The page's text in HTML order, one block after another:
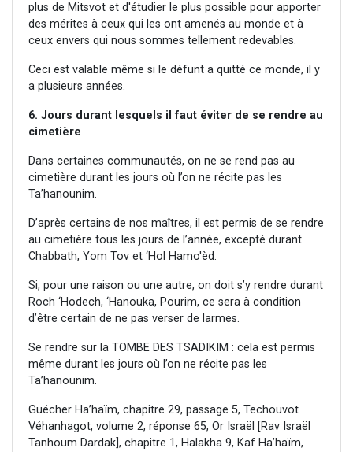
plus de Mitsvot et d'étudier le plus possible pour apporter
des mérites à ceux qui les ont amenés au monde et à
ceux envers qui nous sommes tellement redevables.
Ceci est valable même si le défunt a quitté ce monde, il y
a plusieurs années.
6. Jours durant lesquels il faut éviter de se rendre au
cimetière
Dans certaines communautés, on ne se rend pas au
cimetière durant les jours où l’on ne récite pas les
Ta’hanounim.
D’après certains de nos maîtres, il est permis de se rendre
au cimetière tous les jours de l’année, excepté durant
Chabbath, Yom Tov et ‘Hol Hamo'èd.
Si, pour une raison ou une autre, on doit s’y rendre durant
Roch ‘Hodech, ‘Hanouka, Pourim, ce sera à condition
d’être certain de ne pas verser de larmes.
Se rendre sur la TOMBE DES TSADIKIM : cela est permis
même durant les jours où l’on ne récite pas les
Ta’hanounim.
Guécher Ha’haïm, chapitre 29, passage 5, Techouvot
Véhanhagot, volume 2, réponse 65, Or Israël [Rav Israël
Tanhoum Dardak], chapitre 1, Halakha 9, Kaf Ha’haïm,